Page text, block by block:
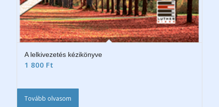
A lelkivezetés kézikönyve
1 800 Ft
Tovább olvasom